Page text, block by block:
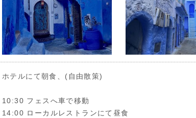
ホテルにて朝食、(自由散策)
10:30 フェスへ車で移動
14:00 ローカルレストランにて昼食